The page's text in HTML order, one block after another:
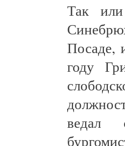
Так
Посаде,
году
ведал